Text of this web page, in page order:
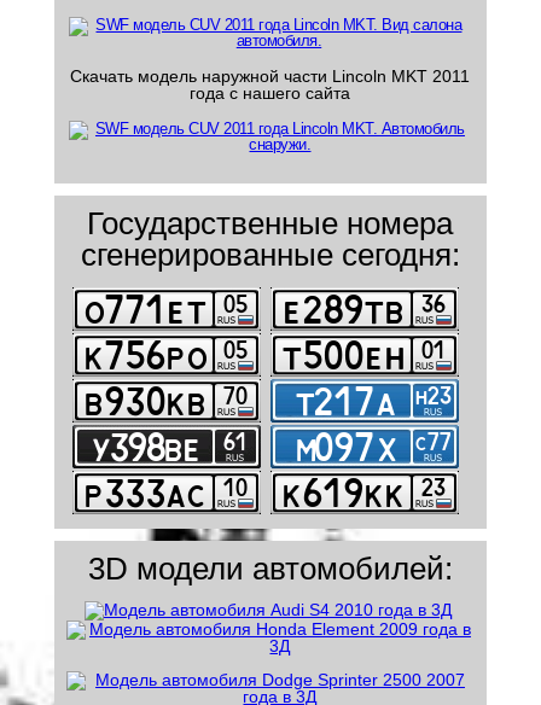
Скачать модель наружной части Lincoln MKT 2011
года с нашего сайта
Государственные номера
сгенерированные сегодня:
3D модели автомобилей: